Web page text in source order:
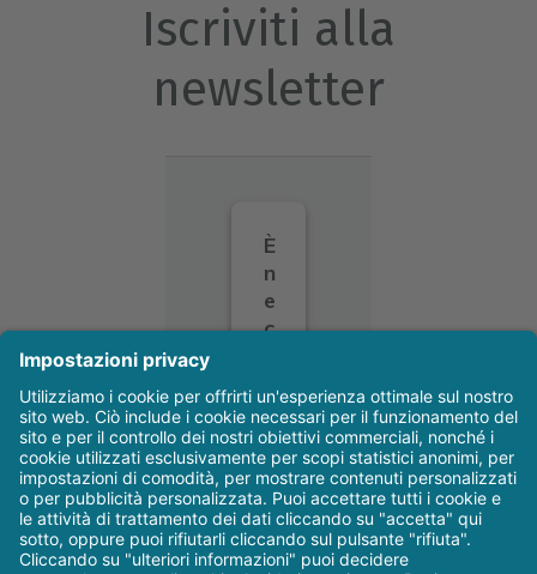
Iscriviti alla
newsletter
È
n
e
c
s
a
ri
o
il
s